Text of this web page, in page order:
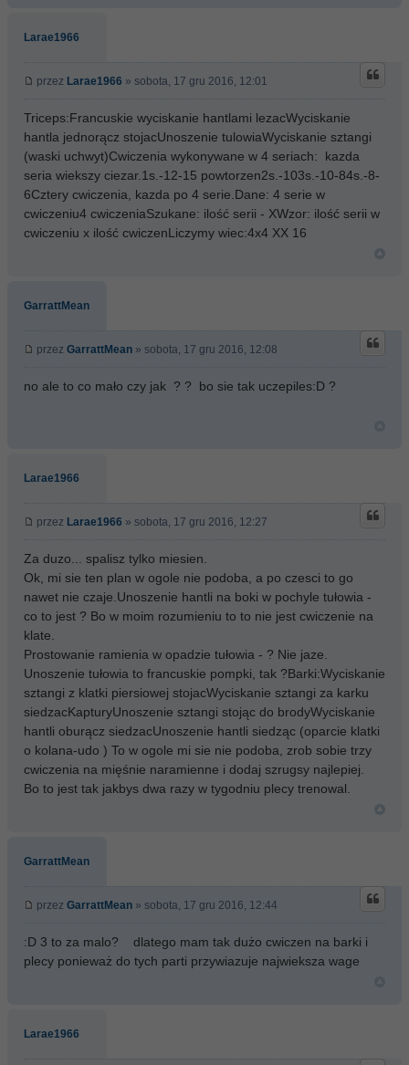
Larae1966
przez Larae1966 » sobota, 17 gru 2016, 12:01
Triceps:Francuskie wyciskanie hantlami lezacWyciskanie
hantla jednorącz stojacUnoszenie tulowiaWyciskanie sztangi
(waski uchwyt)Cwiczenia wykonywane w 4 seriach: kazda
seria wiekszy ciezar.1s.-12-15 powtorzen2s.-103s.-10-84s.-8-
6Cztery cwiczenia, kazda po 4 serie.Dane: 4 serie w
cwiczeniu4 cwiczeniaSzukane: ilość serii - XWzor: ilość serii w
cwiczeniu x ilość cwiczenLiczymy wiec:4x4 XX 16
GarrattMean
przez GarrattMean » sobota, 17 gru 2016, 12:08
no ale to co mało czy jak ? ? bo sie tak uczepiles:D ?
Larae1966
przez Larae1966 » sobota, 17 gru 2016, 12:27
Za duzo... spalisz tylko miesien.
Ok, mi sie ten plan w ogole nie podoba, a po czesci to go
nawet nie czaje.Unoszenie hantli na boki w pochyle tułowia -
co to jest ? Bo w moim rozumieniu to to nie jest cwiczenie na
klate.
Prostowanie ramienia w opadzie tułowia - ? Nie jaze.
Unoszenie tułowia to francuskie pompki, tak ?Barki:Wyciskanie
sztangi z klatki piersiowej stojacWyciskanie sztangi za karku
siedzacKapturyUnoszenie sztangi stojąc do brodyWyciskanie
hantli oburącz siedzacUnoszenie hantli siedząc (oparcie klatki
o kolana-udo ) To w ogole mi sie nie podoba, zrob sobie trzy
cwiczenia na mięśnie naramienne i dodaj szrugsy najlepiej.
Bo to jest tak jakbys dwa razy w tygodniu plecy trenowal.
GarrattMean
przez GarrattMean » sobota, 17 gru 2016, 12:44
:D 3 to za malo? dlatego mam tak dużo cwiczen na barki i
plecy ponieważ do tych parti przywiazuje najwieksza wage
Larae1966